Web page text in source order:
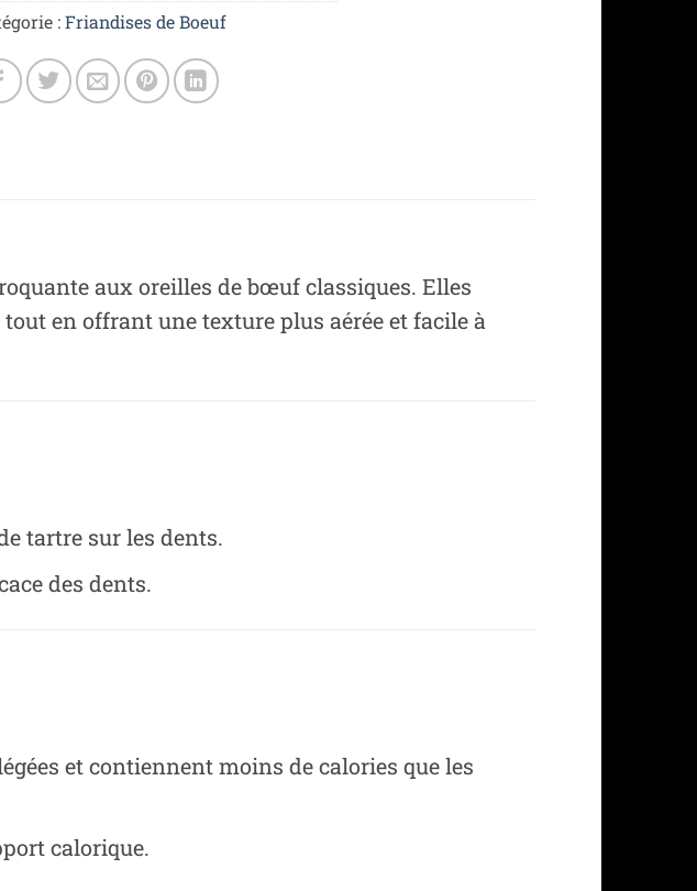
:Friandises de Boeuf
aux oreilles de bœuf classiques. Elles
en offrant une texture plus aérée et facile à
tartre sur les dents.
des dents.
et contiennent moins de calories que les
calorique.